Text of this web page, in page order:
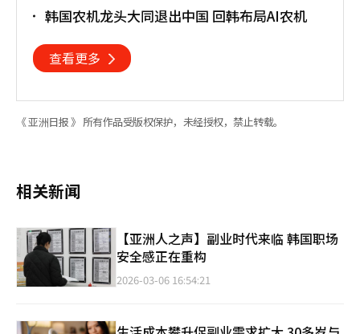
韩国农机龙头大同退出中国 回韩布局AI农机
查看更多
《 亚洲日报 》 所有作品受版权保护，未经授权，禁止转载。
相关新闻
【亚洲人之声】副业时代来临 韩国职场
安全感正在重构
2026-03-06 16:54:21